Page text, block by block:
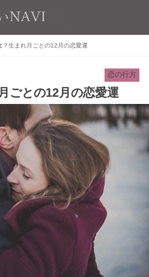
？生まれ月ごとの12月の恋愛運
恋の行方
ごとの12月の恋愛運